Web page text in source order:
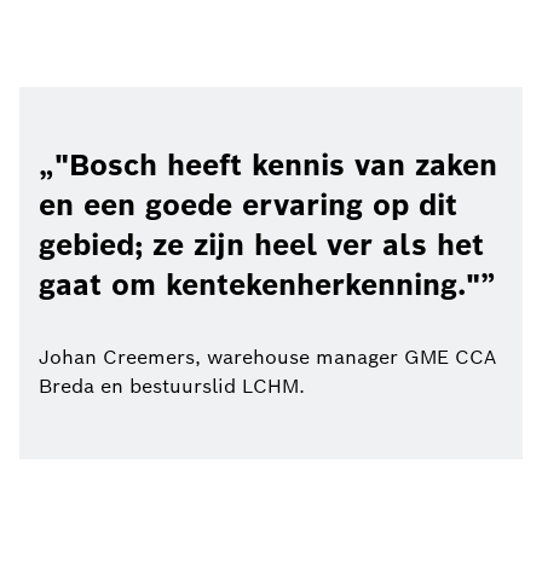
"Bosch heeft kennis van zaken
en een goede ervaring op dit
gebied; ze zijn heel ver als het
gaat om kentekenherkenning."
Johan Creemers, warehouse manager GME CCA
Breda en bestuurslid LCHM.